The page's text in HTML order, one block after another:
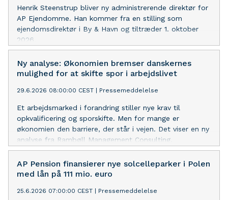
Henrik Steenstrup bliver ny administrerende direktør for
AP Ejendomme. Han kommer fra en stilling som
ejendomsdirektør i By & Havn og tiltræder 1. oktober
2026.
Ny analyse: Økonomien bremser danskernes
mulighed for at skifte spor i arbejdslivet
29.6.2026 08:00:00 CEST | Pressemeddelelse
Et arbejdsmarked i forandring stiller nye krav til
opkvalificering og sporskifte. Men for mange er
økonomien den barriere, der står i vejen. Det viser en ny
analyse fra Rambøll Management Consulting,
udarbejdet for AP Pension.
AP Pension finansierer nye solcelleparker i Polen
med lån på 111 mio. euro
25.6.2026 07:00:00 CEST | Pressemeddelelse